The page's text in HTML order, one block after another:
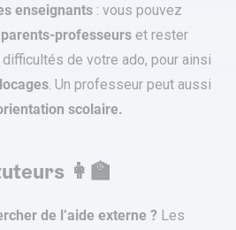
enseignants : vous pouvez
professeurs et rester
de votre ado, pour ainsi
. Un professeur peut aussi
scolaire.
👩‍🏫
de l’aide externe ? Les